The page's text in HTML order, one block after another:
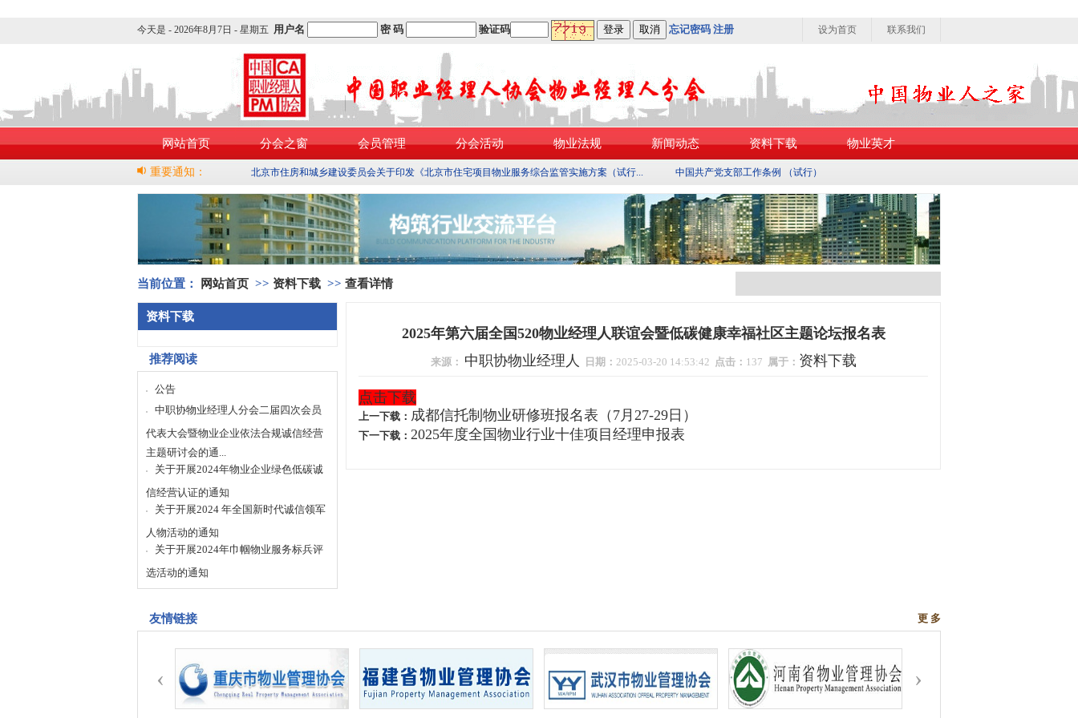
今天是 - 2026年8月7日 - 星期五 用户名 密 码 验证码 忘记密码 注册 联系我们
设为首页
网站首页 分会之窗 会员管理 分会活动 物业法规 新闻动态 资料下载 物业英才
重要通知： 北京市住房和城乡建设委员会关于印发《北京市住宅项目物业服务综合监管实施方案（试行... 中国共产党支部工作条例 （试行）
当前位置： 网站首页 >> 资料下载 >> 查看详情
资料下载
推荐阅读
公告
中职协物业经理人分会二届四次会员
代表大会暨物业企业依法合规诚信经营
主题研讨会的通...
关于开展2024年物业企业绿色低碳诚
信经营认证的通知
关于开展2024 年全国新时代诚信领军
人物活动的通知
关于开展2024年巾帼物业服务标兵评
选活动的通知
2025年第六届全国520物业经理人联谊会暨低碳健康幸福社区主题论坛报名表
来源： 中职协物业经理人 日期： 2025-03-20 14:53:42 点击： 137 属于： 资料下载
点击下载
上一下载： 成都信托制物业研修班报名表（7月27-29日）
下一下载： 2025年度全国物业行业十佳项目经理申报表
友情链接 更 多
‹ ›